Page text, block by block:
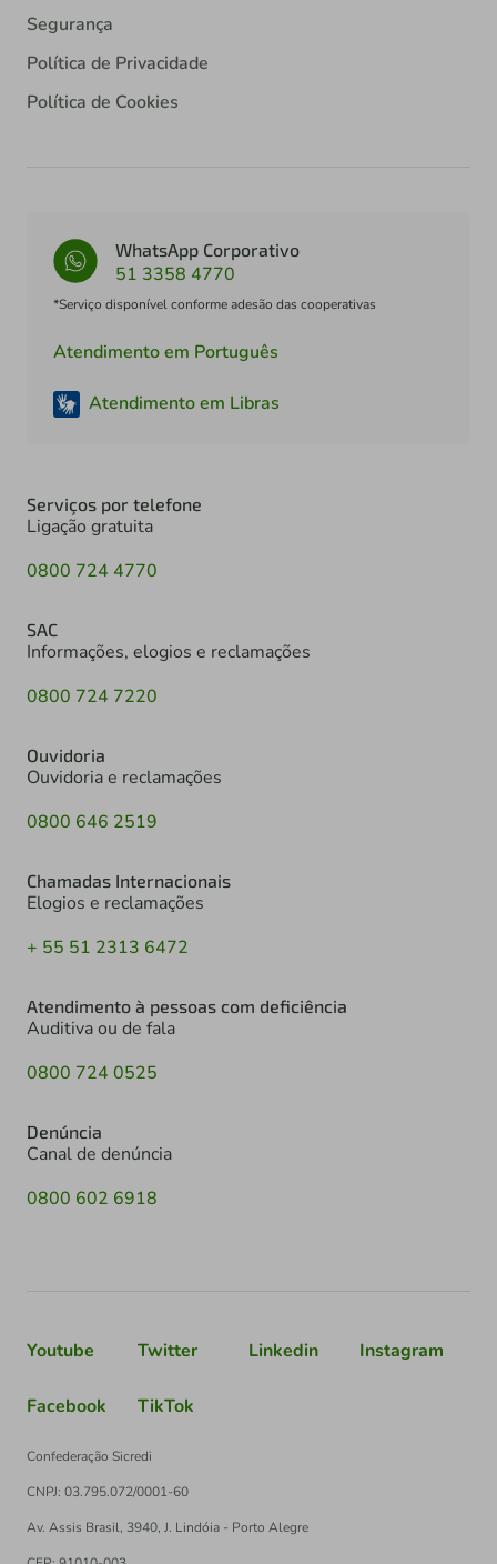
Segurança
Política de Privacidade
Política de Cookies
WhatsApp Corporativo
51 3358 4770
*Serviço disponível conforme adesão das cooperativas
Atendimento em Português
Atendimento em Libras
Serviços por telefone
Ligação gratuita
0800 724 4770
SAC
Informações, elogios e reclamações
0800 724 7220
Ouvidoria
Ouvidoria e reclamações
0800 646 2519
Chamadas Internacionais
Elogios e reclamações
+ 55 51 2313 6472
Atendimento à pessoas com deficiência
Auditiva ou de fala
0800 724 0525
Denúncia
Canal de denúncia
0800 602 6918
Youtube Twitter Linkedin Instagram
Facebook TikTok
Confederação Sicredi
CNPJ: 03.795.072/0001-60
Av. Assis Brasil, 3940, J. Lindóia - Porto Alegre